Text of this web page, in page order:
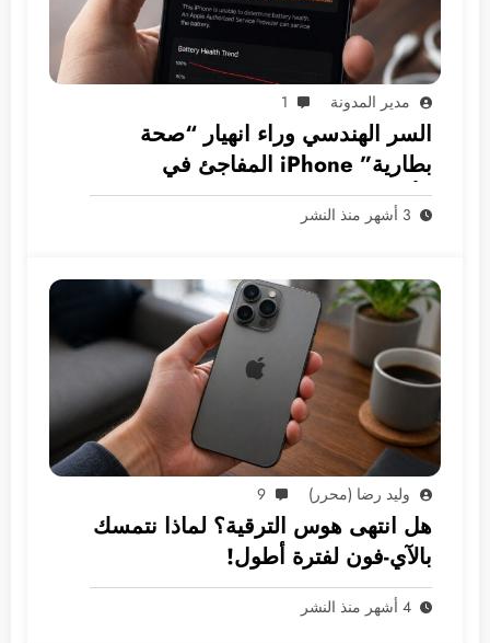
مدير المدونة 1
السر الهندسي وراء انهيار “صحة
بطارية” iPhone المفاجئ في
الأسواق العربية
3 أشهر منذ النشر
وليد رضا (محرر) 9
هل انتهى هوس الترقية؟ لماذا نتمسك
بالآي-فون لفترة أطول!
4 أشهر منذ النشر